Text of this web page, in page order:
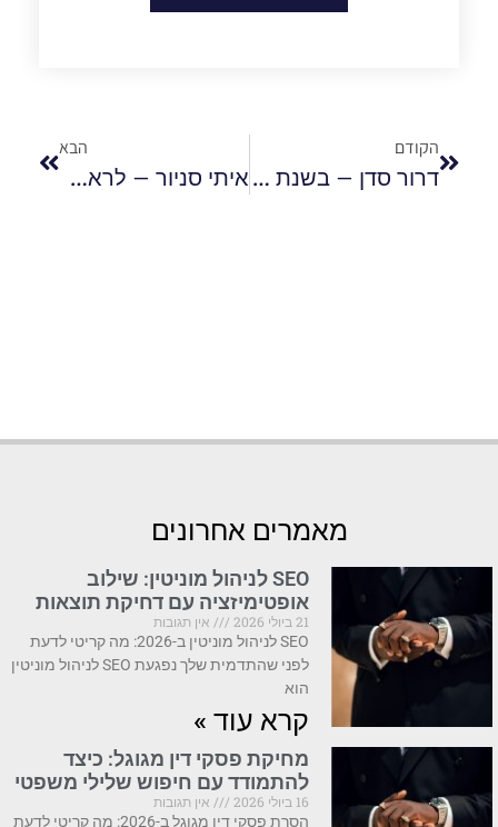
הקודם
דרור סדן – בשנת 2018 הסתכמה הנסועה של כלי הרכב המנועיים בכ-61 מיליארד ק"מ
הבא
איתי סניור – לראשונה בישראל הכשרת קציני ציות
מאמרים אחרונים
SEO לניהול מוניטין: שילוב
אופטימיזציה עם דחיקת תוצאות
21 ביולי 2026
אין תגובות
SEO לניהול מוניטין ב-2026: מה קריטי לדעת
לפני שהתדמית שלך נפגעת SEO לניהול מוניטין
הוא
קרא עוד »
מחיקת פסקי דין מגוגל: כיצד
להתמודד עם חיפוש שלילי משפטי
16 ביולי 2026
אין תגובות
הסרת פסקי דין מגוגל ב-2026: מה קריטי לדעת